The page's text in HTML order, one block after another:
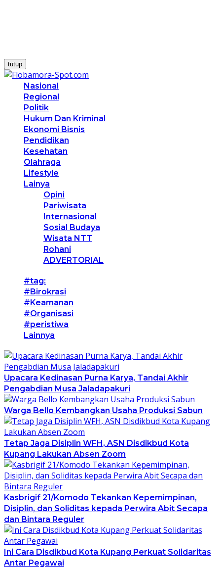
tutup
Nasional
Regional
Politik
Hukum Dan Kriminal
Ekonomi Bisnis
Pendidikan
Kesehatan
Olahraga
Lifestyle
Lainya
Opini
Pariwisata
Internasional
Sosial Budaya
Wisata NTT
Rohani
ADVERTORIAL
#tag:
#Birokrasi
#Keamanan
#Organisasi
#peristiwa
Lainnya
Upacara Kedinasan Purna Karya, Tandai Akhir
Pengabdian Musa Jaladapakuri
Warga Bello Kembangkan Usaha Produksi Sabun
Tetap Jaga Disiplin WFH, ASN Disdikbud Kota
Kupang Lakukan Absen Zoom
Kasbrigif 21/Komodo Tekankan Kepemimpinan,
Disiplin, dan Soliditas kepada Perwira Abit Secapa
dan Bintara Reguler
Ini Cara Disdikbud Kota Kupang Perkuat Solidaritas
Antar Pegawai